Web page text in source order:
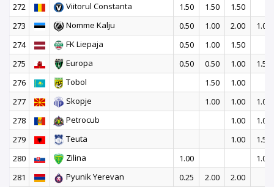
272
Viitorul Constanta 1.50 1.50
1.50
273
Nomme Kalju 0.50 1.00 2.00
1.00
274
FK Liepaja 0.50 1.00
1.50
275
Europa 0.50 0.50 1.00
1.50
276
Tobol 1.50
1.00
277
Skopje 1.00 1.00
1.00
278
Petrocub 1.00
1.00
279
Teuta 1.00
1.50
280
Zilina 1.00
1.00
281
Pyunik Yerevan 0.25 2.00
2.00